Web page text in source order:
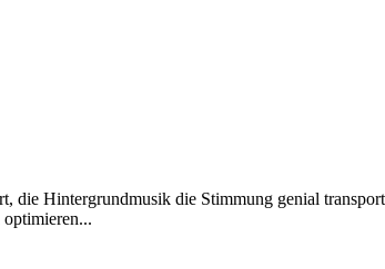
Hintergrundmusik die Stimmung genial